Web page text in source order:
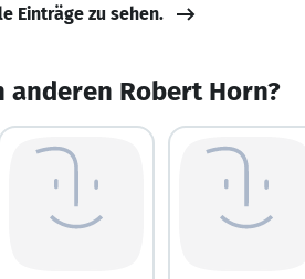
Einträge zu sehen.
anderen Robert Horn?